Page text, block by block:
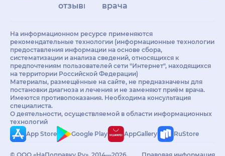
отзывы
врачам
На информационном ресурсе применяются
рекомендательные технологии (информационные технологии
предоставления информации на основе сбора,
систематизации и анализа сведений, относящихся к
предпочтениям пользователей сети "Интернет", находящихся
на территории Российской Федерации)
Материалы, размещённые на сайте, не предназначены для
постановки диагноза и лечения и не заменяют приём врача.
Имеются противопоказания. Необходима консультация
специалиста.
О деятельности, осуществляемой в области информационных
технологий
App Store
Google Play AppGallery RuStore